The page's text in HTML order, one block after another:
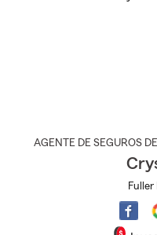
AGENTE DE SEGUROS
Fuller